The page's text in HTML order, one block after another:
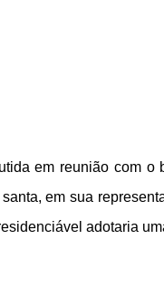
em reunião com
em sua
adotaria